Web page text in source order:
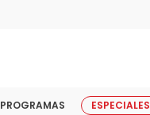
PROGRAMAS ESPECIALES